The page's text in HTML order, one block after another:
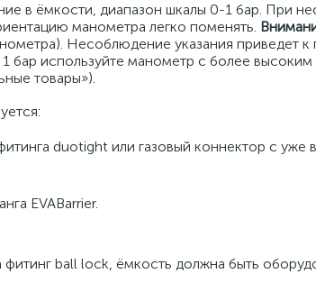
в ёмкости, диапазон шкалы 0-1 бар. При
манометра легко поменять.
Несоблюдение указания приведет
бар используйте манометр с более
товары»).
duotight или газовый коннектор с
EVABarrier.
фитинг ball lock, ёмкость должна быть